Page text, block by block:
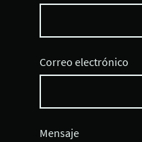
Correo electrónico
Mensaje